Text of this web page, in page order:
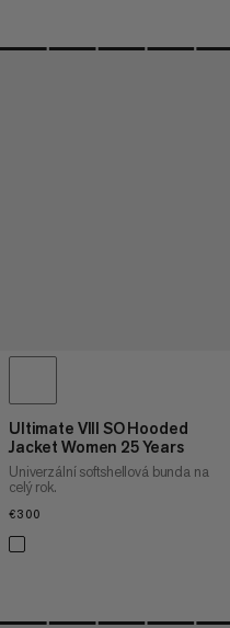
Ultimate VIII SO Hooded
Jacket Women 25 Years
Univerzální softshellová bunda na
celý rok.
€300